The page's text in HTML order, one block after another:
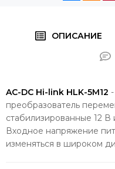
ОПИСАНИЕ
AC-DC Hi-link HLK-5M12
преобразователь
стабилизированные 12
Входное напряжение
изменяться в широком